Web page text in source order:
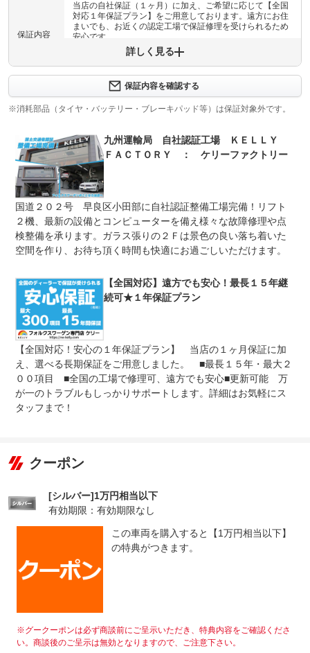
保証内容
当店の自社保証（１ヶ月）に加え、ご希望に応じて【全国
対応１年保証プラン】をご用意しております。遠方にお住
まいでも、お近くの認定工場で保証修理を受けられるため
安心です。
保証項目
計200項目
当店の自社保証（１ヶ月）に加え、ご希望に応じて【全国
対応１年保証プラン】をご用意しております。遠方にお住
修理回数 無制限
上限金額 限度額無制限
免責金 無し
保証修理
受付先
ご遠方にお住まいのお客様もご安心ください。お近くのフ
ォルクスワーゲン正規ディーラーにて保証修理の対応を受
けていただけます。 メーカー基準の確かなサポートが受
法定整備
整備付 法定12ヶ月または法定24ヶ月点検整備付
※車検なし・車検整備付の場合は法定24ヶ月点検整備付
※商用車は6ヶ月または12ヶ月点検整備付
法定整備
について
当社は九州運輸局の認証を受けた自社整備工場を完備して
います。仕入れから納車、そしてアフターフォローまで、
一貫した整備体制でお客様をサポート。納車前の最終チェ
ックもプロの整備士にお任せください。
詳しく見る
保証内容を確認する
※消耗部品（タイヤ・バッテリー・ブレーキパッド等）は保証対象外です。
九州運輸局 自社認証工場 ＫＥＬＬＹ
ＦＡＣＴＯＲＹ ： ケリーファクトリー
国道２０２号 早良区小田部に自社認証整備工場完備！リフト
２機、最新の設備とコンピューターを備え様々な故障修理や点
検整備を承ります。ガラス張りの２Ｆは景色の良い落ち着いた
空間を作り、お待ち頂く時間も快適にお過ごしいただけます。
【全国対応】遠方でも安心！最長１５年継
続可★１年保証プラン
【全国対応！安心の１年保証プラン】 当店の１ヶ月保証に加
え、選べる長期保証をご用意しました。 ■最長１５年・最大２
００項目 ■全国の工場で修理可、遠方でも安心■更新可能 万
が一のトラブルもしっかりサポートします。詳細はお気軽にス
タッフまで！
クーポン
[シルバー]1万円相当以下
有効期限：有効期限なし
この車両を購入すると【1万円相当以下】
の特典がつきます。
※グークーポンは必ず商談前にご呈示いただき、特典内容をご確認くださ
い。商談後のご呈示は無効となりますので、ご注意下さい。